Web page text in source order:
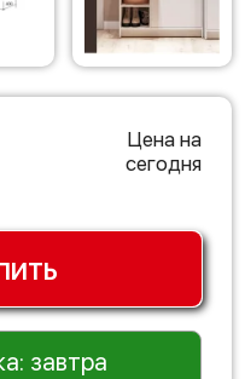
Цена на
сегодня
завтра